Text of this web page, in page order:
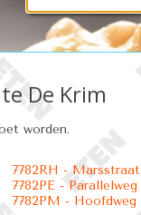
De Krim
worden.
7782RH - Marsstraat
7782PE - Parallelweg
7782PM - Hoofdweg